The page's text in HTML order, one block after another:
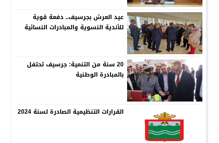
عيد العرش بجرسيف.. دفعة قوية
للأندية النسوية والمبادرات النسائية
20 سنة من التنمية: جرسيف تحتفل
بالمبادرة الوطنية
القرارات التنظيمية الصادرة لسنة 2024